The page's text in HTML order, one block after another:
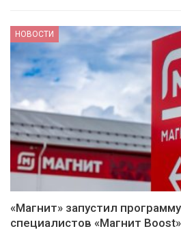
НОВОСТИ
«Магнит» запустил
специалистов «Магнит Boost»